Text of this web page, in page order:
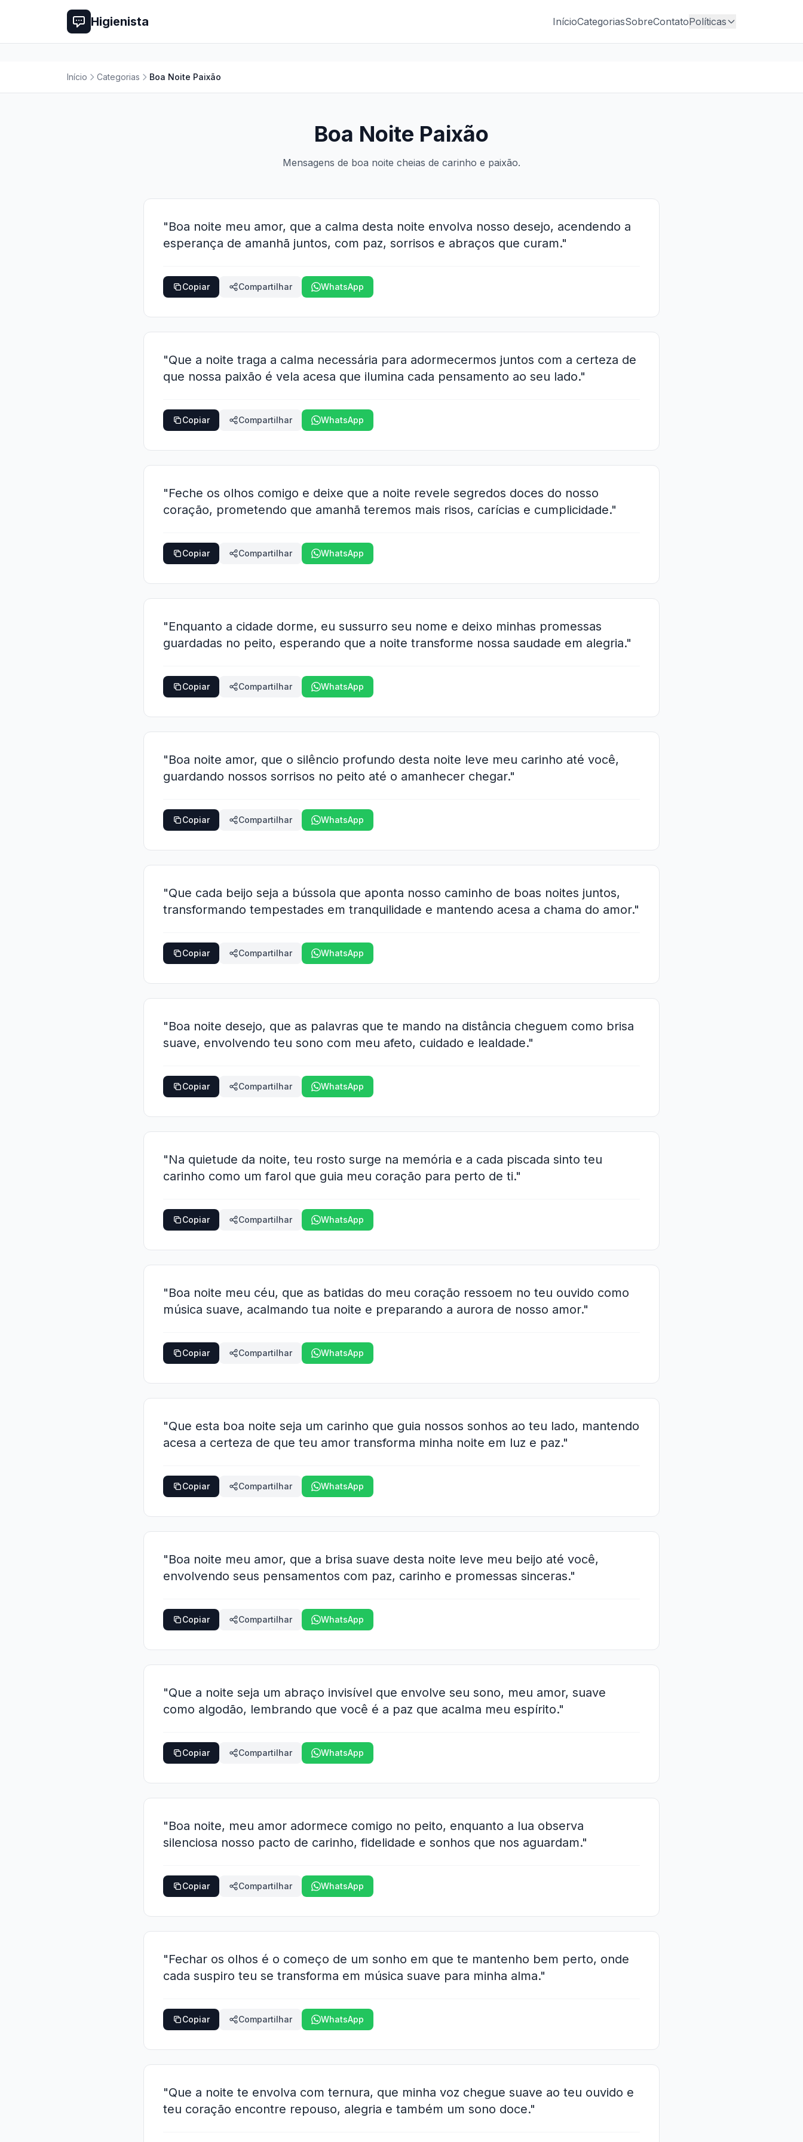
Higienista InícioCategoriasSobreContatoPolíticas
Início Categorias Boa Noite Paixão
Boa Noite Paixão
Mensagens de boa noite cheias de carinho e paixão.
"Boa noite meu amor, que a calma desta noite envolva nosso desejo, acendendo a
esperança de amanhã juntos, com paz, sorrisos e abraços que curam."
Copiar Compartilhar WhatsApp
"Que a noite traga a calma necessária para adormecermos juntos com a certeza de
que nossa paixão é vela acesa que ilumina cada pensamento ao seu lado."
Copiar Compartilhar WhatsApp
"Feche os olhos comigo e deixe que a noite revele segredos doces do nosso
coração, prometendo que amanhã teremos mais risos, carícias e cumplicidade."
Copiar Compartilhar WhatsApp
"Enquanto a cidade dorme, eu sussurro seu nome e deixo minhas promessas
guardadas no peito, esperando que a noite transforme nossa saudade em alegria."
Copiar Compartilhar WhatsApp
"Boa noite amor, que o silêncio profundo desta noite leve meu carinho até você,
guardando nossos sorrisos no peito até o amanhecer chegar."
Copiar Compartilhar WhatsApp
"Que cada beijo seja a bússola que aponta nosso caminho de boas noites juntos,
transformando tempestades em tranquilidade e mantendo acesa a chama do amor."
Copiar Compartilhar WhatsApp
"Boa noite desejo, que as palavras que te mando na distância cheguem como brisa
suave, envolvendo teu sono com meu afeto, cuidado e lealdade."
Copiar Compartilhar WhatsApp
"Na quietude da noite, teu rosto surge na memória e a cada piscada sinto teu
carinho como um farol que guia meu coração para perto de ti."
Copiar Compartilhar WhatsApp
"Boa noite meu céu, que as batidas do meu coração ressoem no teu ouvido como
música suave, acalmando tua noite e preparando a aurora de nosso amor."
Copiar Compartilhar WhatsApp
"Que esta boa noite seja um carinho que guia nossos sonhos ao teu lado, mantendo
acesa a certeza de que teu amor transforma minha noite em luz e paz."
Copiar Compartilhar WhatsApp
"Boa noite meu amor, que a brisa suave desta noite leve meu beijo até você,
envolvendo seus pensamentos com paz, carinho e promessas sinceras."
Copiar Compartilhar WhatsApp
"Que a noite seja um abraço invisível que envolve seu sono, meu amor, suave
como algodão, lembrando que você é a paz que acalma meu espírito."
Copiar Compartilhar WhatsApp
"Boa noite, meu amor adormece comigo no peito, enquanto a lua observa
silenciosa nosso pacto de carinho, fidelidade e sonhos que nos aguardam."
Copiar Compartilhar WhatsApp
"Fechar os olhos é o começo de um sonho em que te mantenho bem perto, onde
cada suspiro teu se transforma em música suave para minha alma."
Copiar Compartilhar WhatsApp
"Que a noite te envolva com ternura, que minha voz chegue suave ao teu ouvido e
teu coração encontre repouso, alegria e também um sono doce."